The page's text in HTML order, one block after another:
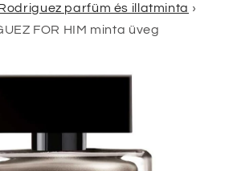
parfüm és illatminta ›
FOR HIM minta üveg